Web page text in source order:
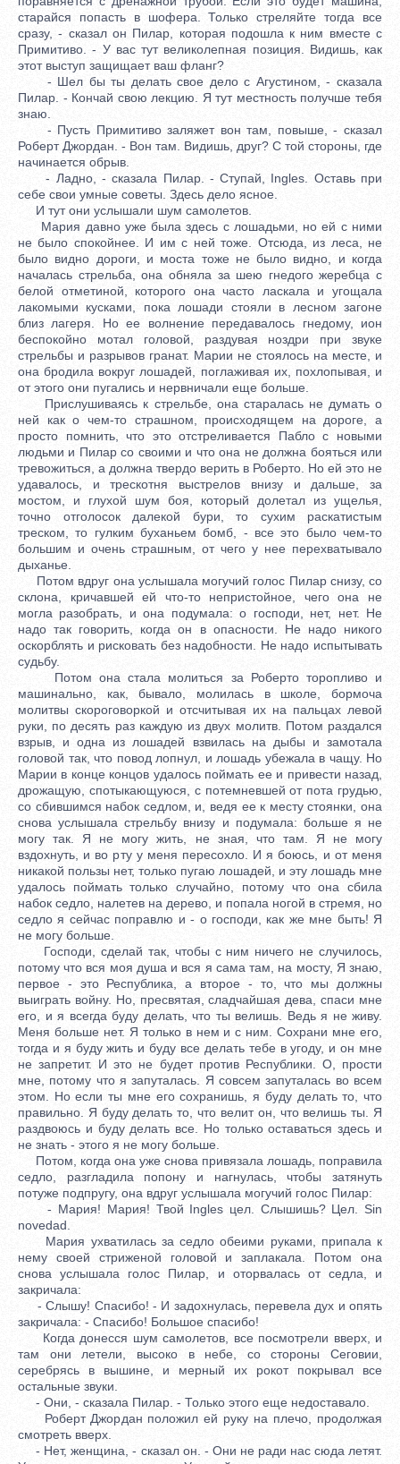
старайся попасть в шофера. Только стреляйте тогда все
сразу, - сказал он Пилар, которая подошла к ним вместе с
Примитиво. - У вас тут великолепная позиция. Видишь, как
этот выступ защищает ваш фланг?
- Шел бы ты делать свое дело с Агустином, - сказала
Пилар. - Кончай свою лекцию. Я тут местность получше тебя
знаю.
- Пусть Примитиво заляжет вон там, повыше, - сказал
Роберт Джордан. - Вон там. Видишь, друг? С той стороны, где
начинается обрыв.
- Ладно, - сказала Пилар. - Ступай, Ingles. Оставь при
себе свои умные советы. Здесь дело ясное.
И тут они услышали шум самолетов.
Мария давно уже была здесь с лошадьми, но ей с ними
не было спокойнее. И им с ней тоже. Отсюда, из леса, не
было видно дороги, и моста тоже не было видно, и когда
началась стрельба, она обняла за шею гнедого жеребца с
белой отметиной, которого она часто ласкала и угощала
лакомыми кусками, пока лошади стояли в лесном загоне
близ лагеря. Но ее волнение передавалось гнедому, ион
беспокойно мотал головой, раздувая ноздри при звуке
стрельбы и разрывов гранат. Марии не стоялось на месте, и
она бродила вокруг лошадей, поглаживая их, похлопывая, и
от этого они пугались и нервничали еще больше.
Прислушиваясь к стрельбе, она старалась не думать о
ней как о чем-то страшном, происходящем на дороге, а
просто помнить, что это отстреливается Пабло с новыми
людьми и Пилар со своими и что она не должна бояться или
тревожиться, а должна твердо верить в Роберто. Но ей это не
удавалось, и трескотня выстрелов внизу и дальше, за
мостом, и глухой шум боя, который долетал из ущелья,
точно отголосок далекой бури, то сухим раскатистым
треском, то гулким буханьем бомб, - все это было чем-то
большим и очень страшным, от чего у нее перехватывало
дыханье.
Потом вдруг она услышала могучий голос Пилар снизу, со
склона, кричавшей ей что-то непристойное, чего она не
могла разобрать, и она подумала: о господи, нет, нет. Не
надо так говорить, когда он в опасности. Не надо никого
оскорблять и рисковать без надобности. Не надо испытывать
судьбу.
Потом она стала молиться за Роберто торопливо и
машинально, как, бывало, молилась в школе, бормоча
молитвы скороговоркой и отсчитывая их на пальцах левой
руки, по десять раз каждую из двух молитв. Потом раздался
взрыв, и одна из лошадей взвилась на дыбы и замотала
головой так, что повод лопнул, и лошадь убежала в чащу. Но
Марии в конце концов удалось поймать ее и привести назад,
дрожащую, спотыкающуюся, с потемневшей от пота грудью,
со сбившимся набок седлом, и, ведя ее к месту стоянки, она
снова услышала стрельбу внизу и подумала: больше я не
могу так. Я не могу жить, не зная, что там. Я не могу
вздохнуть, и во рту у меня пересохло. И я боюсь, и от меня
никакой пользы нет, только пугаю лошадей, и эту лошадь мне
удалось поймать только случайно, потому что она сбила
набок седло, налетев на дерево, и попала ногой в стремя, но
седло я сейчас поправлю и - о господи, как же мне быть! Я
не могу больше.
Господи, сделай так, чтобы с ним ничего не случилось,
потому что вся моя душа и вся я сама там, на мосту, Я знаю,
первое - это Республика, а второе - то, что мы должны
выиграть войну. Но, пресвятая, сладчайшая дева, спаси мне
его, и я всегда буду делать, что ты велишь. Ведь я не живу.
Меня больше нет. Я только в нем и с ним. Сохрани мне его,
тогда и я буду жить и буду все делать тебе в угоду, и он мне
не запретит. И это не будет против Республики. О, прости
мне, потому что я запуталась. Я совсем запуталась во всем
этом. Но если ты мне его сохранишь, я буду делать то, что
правильно. Я буду делать то, что велит он, что велишь ты. Я
раздвоюсь и буду делать все. Но только оставаться здесь и
не знать - этого я не могу больше.
Потом, когда она уже снова привязала лошадь, поправила
седло, разгладила попону и нагнулась, чтобы затянуть
потуже подпругу, она вдруг услышала могучий голос Пилар:
- Мария! Мария! Твой Ingles цел. Слышишь? Цел. Sin
novedad.
Мария ухватилась за седло обеими руками, припала к
нему своей стриженой головой и заплакала. Потом она
снова услышала голос Пилар, и оторвалась от седла, и
закричала:
- Слышу! Спасибо! - И задохнулась, перевела дух и опять
закричала: - Спасибо! Большое спасибо!
Когда донесся шум самолетов, все посмотрели вверх, и
там они летели, высоко в небе, со стороны Сеговии,
серебрясь в вышине, и мерный их рокот покрывал все
остальные звуки.
- Они, - сказала Пилар. - Только этого еще недоставало.
Роберт Джордан положил ей руку на плечо, продолжая
смотреть вверх.
- Нет, женщина, - сказал он. - Они не ради нас сюда летят.